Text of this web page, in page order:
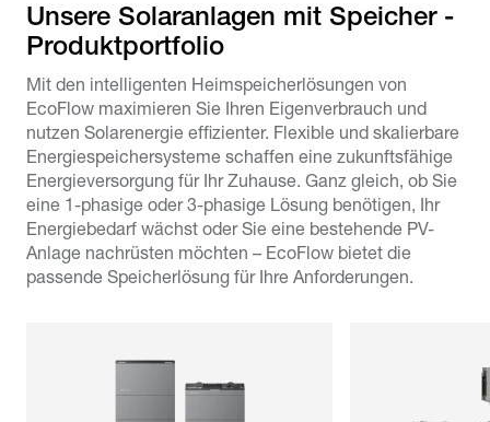
Unsere Solaranlagen mit Speicher -
Produktportfolio
Mit den intelligenten Heimspeicherlösungen von
EcoFlow maximieren Sie Ihren Eigenverbrauch und
nutzen Solarenergie effizienter. Flexible und skalierbare
Energiespeichersysteme schaffen eine zukunftsfähige
Energieversorgung für Ihr Zuhause. Ganz gleich, ob Sie
eine 1-phasige oder 3-phasige Lösung benötigen, Ihr
Energiebedarf wächst oder Sie eine bestehende PV-
Anlage nachrüsten möchten – EcoFlow bietet die
passende Speicherlösung für Ihre Anforderungen.